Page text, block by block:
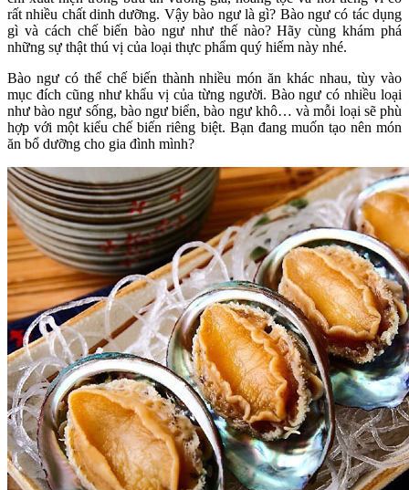
rất nhiều chất dinh dưỡng. Vậy bào ngư là gì? Bào ngư có tác dụng
gì và cách chế biến bào ngư như thế nào? Hãy cùng khám phá
những sự thật thú vị của loại thực phẩm quý hiếm này nhé.
Bào ngư có thể chế biến thành nhiều món ăn khác nhau, tùy vào
mục đích cũng như khẩu vị của từng người. Bào ngư có nhiều loại
như bào ngư sống, bào ngư biển, bào ngư khô… và mỗi loại sẽ phù
hợp với một kiểu chế biến riêng biệt. Bạn đang muốn tạo nên món
ăn bổ dưỡng cho gia đình mình?